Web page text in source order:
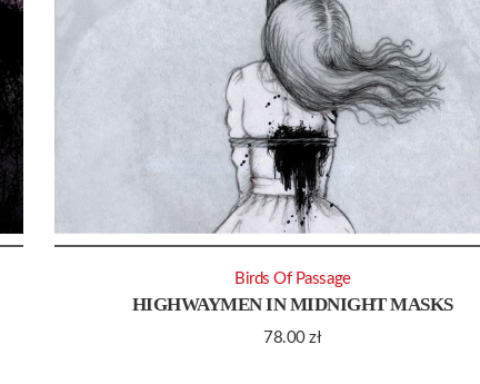
HIGHWAYMEN IN MIDNIGHT MASKS
78.00zł
Birds Of Passage